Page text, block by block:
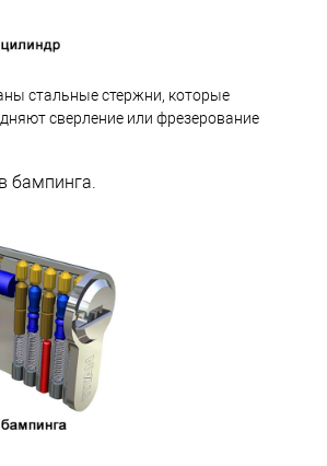
стальные стержни, которые
сверление или фрезерование
бампинга.